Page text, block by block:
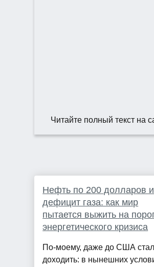
Читайте полный текст на
Нефть по 200 долларов и
дефицит газа: как мир
пытается выжить на
энергетического кризиса
По-моему, даже до США
доходить: в нынешних